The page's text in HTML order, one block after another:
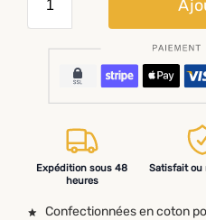
Expédition sous 48
heures
Satisfait ou
Confectionnées en coton